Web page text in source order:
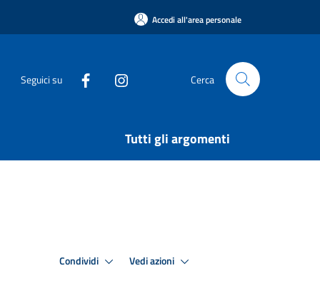
Accedi all'area personale
Seguici su Cerca
Tutti gli argomenti
Condividi Vedi azioni